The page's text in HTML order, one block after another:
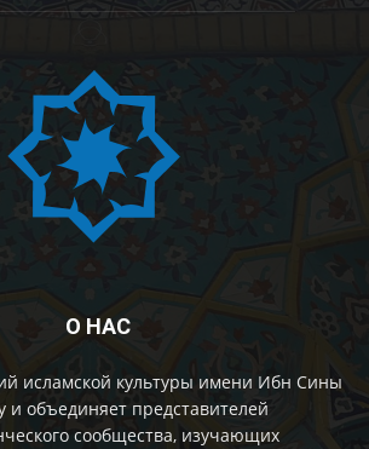
О НАС
исламской культуры имени Ибн Сины
и объединяет представителей
сообщества, изучающих